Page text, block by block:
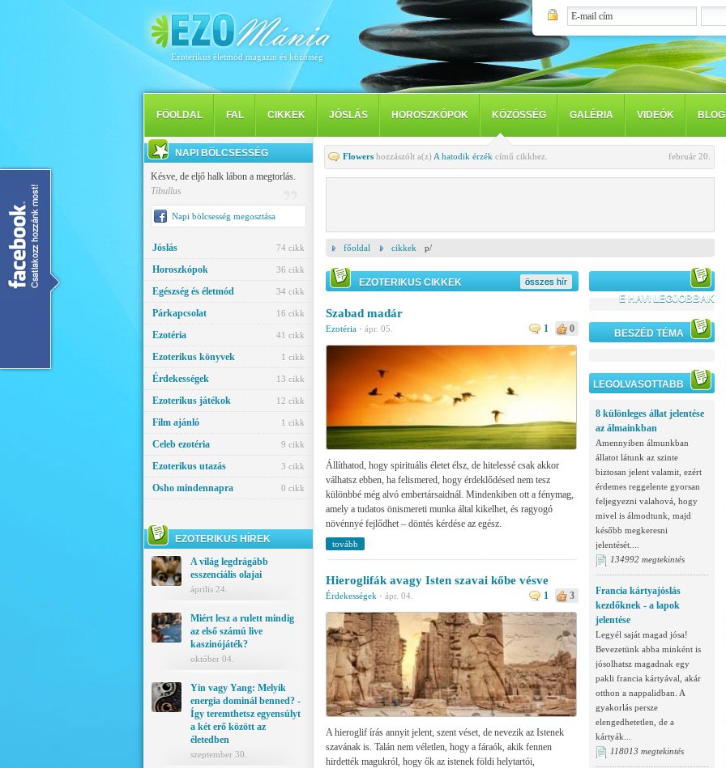
Ezoterikus életmód magazin és közösség
FÖOLDAL FAL CIKKEK JÓSLÁS HOROSZKÓPOK KÖZÖSSÉG GALÉRIA VIDEÓK BLOG
NAPI BÖLCSESSÉG
Késve, de eljő halk lábon a megtorlás.
Tibullus
Napi bölcsesség megosztása
Jóslás 74 cikk
Horoszkópok 36 cikk
Egészség és életmód 34 cikk
Párkapcsolat 16 cikk
Ezotéria 41 cikk
Ezoterikus könyvek 1 cikk
Érdekességek 13 cikk
Ezoterikus játékok 12 cikk
Film ajánló 1 cikk
Celeb ezotéria 9 cikk
Ezoterikus utazás 3 cikk
Osho mindennapra 0 cikk
EZOTERIKUS HÍREK
A világ legdrágább
esszenciális olajai
április 24.
Miért lesz a rulett mindig
az első számú live
kaszinójáték?
október 04.
Yin vagy Yang: Melyik
energia dominál benned? -
Így teremthetsz egyensúlyt
a két erő között az
életedben
szeptember 30.
Flowershozzászólt a(z) A hatodik érzék című cikkhez. február 20.
főoldal cikkek p/
EZOTERIKUS CIKKEK összes hír
Szabad madár
0
1
Ezotéria· ápr. 05.
Állíthatod, hogy spirituális életet élsz, de hitelessé csak akkor
válhatsz ebben, ha felismered, hogy érdeklődésed nem tesz
különbbé még alvó embertársaidnál. Mindenkiben ott a fénymag,
amely a tudatos önismereti munka által kikelhet, és ragyogó
növénnyé fejlődhet – döntés kérdése az egész.
tovább
Hieroglifák avagy Isten szavai kőbe vésve
3
1
Érdekességek · ápr. 04.
A hieroglif írás annyit jelent, szent véset, de nevezik az Istenek
szavának is. Talán nem véletlen, hogy a fáraók, akik fennen
hirdették magukról, hogy ők az istenek földi helytartói,
E HAVI LEGJOBBAK
BESZÉD TÉMA
LEGOLVASOTTABB
8 különleges állat jelentése
az álmainkban
Amennyiben álmunkban
állatot látunk az szinte
biztosan jelent valamit, ezért
érdemes reggelente gyorsan
feljegyezni valahová, hogy
mivel is álmodtunk, majd
később megkeresni
jelentését....
134992 megtekintés
Francia kártyajóslás
kezdőknek - a lapok
jelentése
Legyél saját magad jósa!
Bevezetünk abba minként is
jósolhatsz magadnak egy
pakli francia kártyával, akár
otthon a nappalidban. A
gyakorlás persze
elengedhetetlen, de a
kártyák...
118013 megtekintés